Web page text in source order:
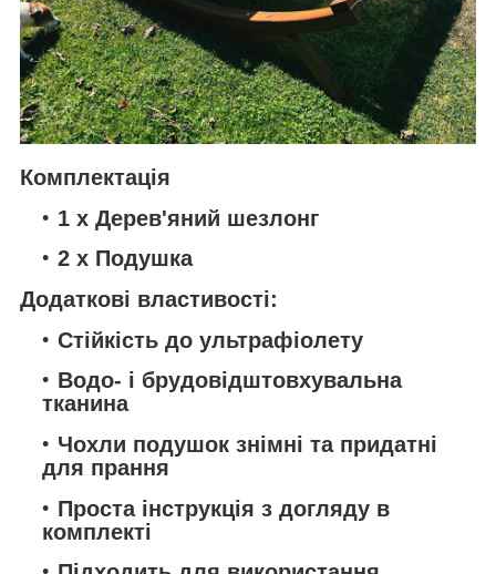
Комплектація
1 x Дерев'яний шезлонг
2 x Подушка
Додаткові властивості:
Стійкість до ультрафіолету
Водо- і брудовідштовхувальна
тканина
Чохли подушок знімні та придатні
для прання
Проста інструкція з догляду в
комплекті